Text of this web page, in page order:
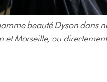
beauté Dyson dans
et Marseille, ou